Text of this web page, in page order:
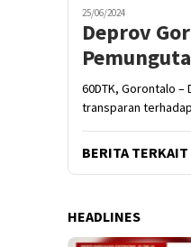
25/06/2024
Deprov
60DTK, Gorontalo
transparan
BERITA TERKAIT
HEADLINES